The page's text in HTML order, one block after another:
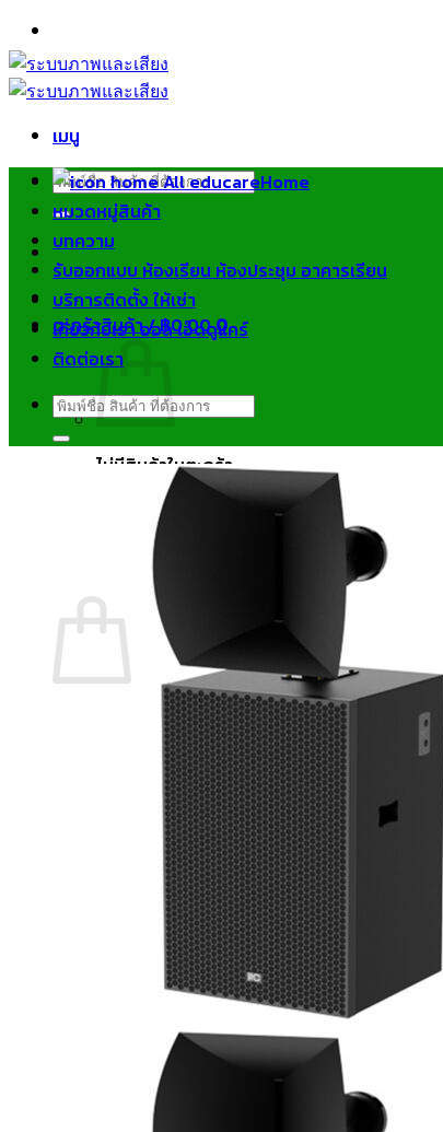
ข้าม
ไป
ยัง
เมนู
ค้นหา:
ตะกร้าสินค้า /฿0.000
ไม่มีสินค้าในตะกร้า
กลับสู่หน้าร้านค้า
ไม่มีสินค้าในตะกร้า
กลับสู่หน้าร้านค้า
Home
หมวดหมู่สินค้า
บทความ
รับออกแบบ ห้องเรียน ห้องประชุม อาคารเรียน
บริการติดตั้ง ให้เช่า
เกี่ยวกับเรา ออล เอ็ดดูแคร์
ติดต่อเรา
ค้นหา: